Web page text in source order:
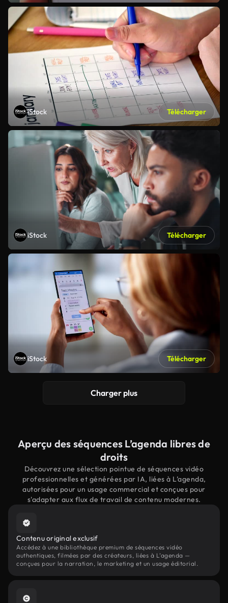
iStock Télécharger
iStock Télécharger
iStock Télécharger
Charger plus
Aperçu des séquences L’agenda libres de
droits
Découvrez une sélection pointue de séquences vidéo
professionnelles et générées par IA, liées à L’agenda,
autorisées pour un usage commercial et conçues pour
s'adapter aux flux de travail de contenu modernes.
Contenu original exclusif
Accédez à une bibliothèque premium de séquences vidéo
authentiques, filmées par des créateurs, liées à L’agenda —
conçues pour la narration, le marketing et un usage éditorial.